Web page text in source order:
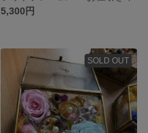
5,300円
SOLD OUT